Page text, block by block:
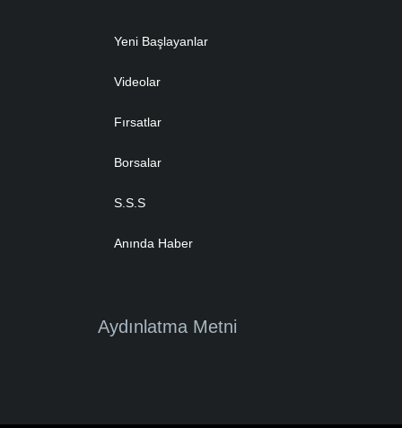
Yeni Başlayanlar
Videolar
Fırsatlar
Borsalar
S.S.S
Anında Haber
Aydınlatma Metni